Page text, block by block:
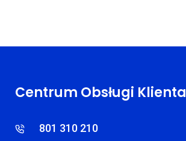
Centrum Obsługi Klienta
801 310 210